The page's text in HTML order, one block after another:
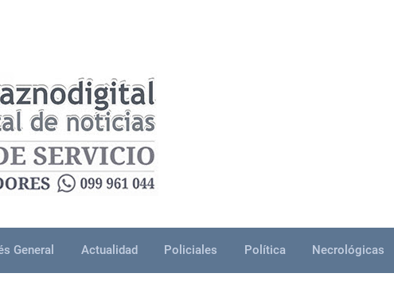
General Actualidad Policiales Política Necrológicas